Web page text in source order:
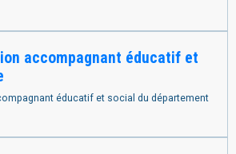
accompagnant éducatif et
éducatif et social du département